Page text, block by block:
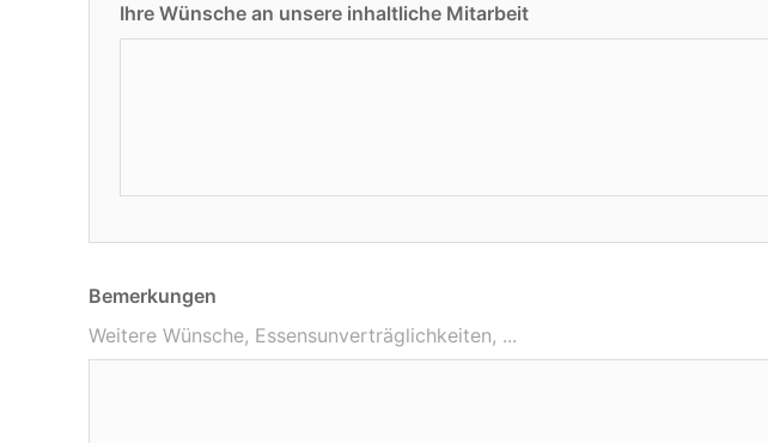
Ihre Wünsche an unsere inhaltliche Mitarbeit
Bemerkungen
Weitere Wünsche, Essensunverträglichkeiten, ...